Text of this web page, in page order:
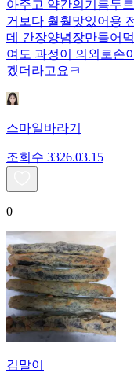
아주고 약간의기름두
거보다 훨훨맛있어용
데 간장양념장만들어
여도 과정이 의외로손
겠더라고요ㅋ
스마일바라기
조회수 3326.03.15
0
김말이